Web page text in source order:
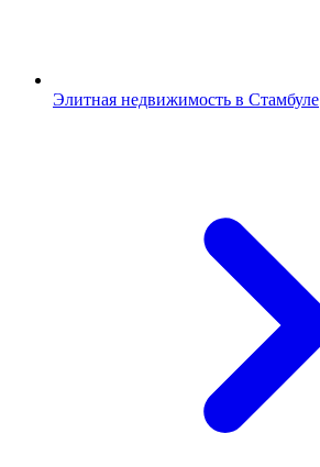
Элитная недвижимость в Стамбуле